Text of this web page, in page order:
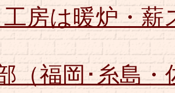
房は暖炉・
（福岡･糸島・